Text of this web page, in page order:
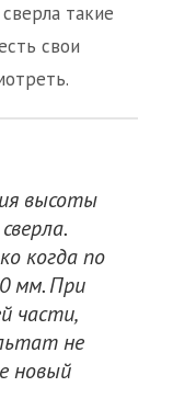
такие
свои
высоты
когда по
мм. При
части,
не
новый